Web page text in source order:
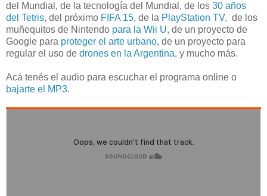
del Mundial, de la tecnología del Mundial, de los 30 años
del Tetris, del próximo FIFA 15, de la PlayStation TV, de los
muñequitos de Nintendo para la Wii U, de un proyecto de
Google para proteger el arte urbano, de un proyecto para
regular el uso de drones en la Argentina, y mucho más.
Acá tenés el audio para escuchar el programa online o
bajarte el MP3.